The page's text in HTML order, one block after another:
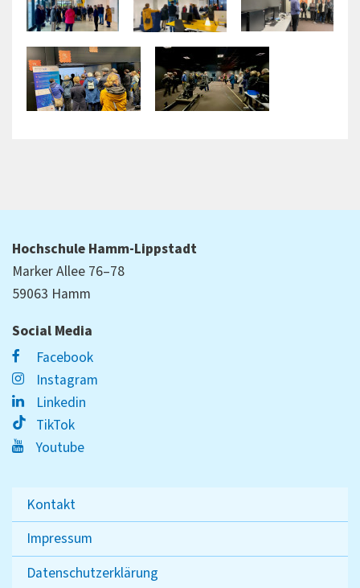
Hochschule Hamm-Lippstadt
Marker Allee 76–78
59063 Hamm
Social Media
Facebook
Instagram
Linkedin
TikTok
Youtube
Kontakt
Impressum
Datenschutzerklärung